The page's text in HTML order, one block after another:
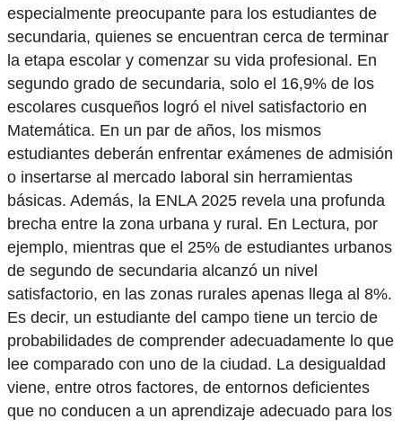
especialmente preocupante para los estudiantes de
secundaria, quienes se encuentran cerca de terminar
la etapa escolar y comenzar su vida profesional. En
segundo grado de secundaria, solo el 16,9% de los
escolares cusqueños logró el nivel satisfactorio en
Matemática. En un par de años, los mismos
estudiantes deberán enfrentar exámenes de admisión
o insertarse al mercado laboral sin herramientas
básicas. Además, la ENLA 2025 revela una profunda
brecha entre la zona urbana y rural. En Lectura, por
ejemplo, mientras que el 25% de estudiantes urbanos
de segundo de secundaria alcanzó un nivel
satisfactorio, en las zonas rurales apenas llega al 8%.
Es decir, un estudiante del campo tiene un tercio de
probabilidades de comprender adecuadamente lo que
lee comparado con uno de la ciudad. La desigualdad
viene, entre otros factores, de entornos deficientes
que no conducen a un aprendizaje adecuado para los